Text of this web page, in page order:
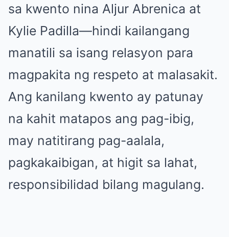
sa kwento nina Aljur Abrenica at
Kylie Padilla—hindi kailangang
manatili sa isang relasyon para
magpakita ng respeto at malasakit.
Ang kanilang kwento ay patunay
na kahit matapos ang pag-ibig,
may natitirang pag-aalala,
pagkakaibigan, at higit sa lahat,
responsibilidad bilang magulang.